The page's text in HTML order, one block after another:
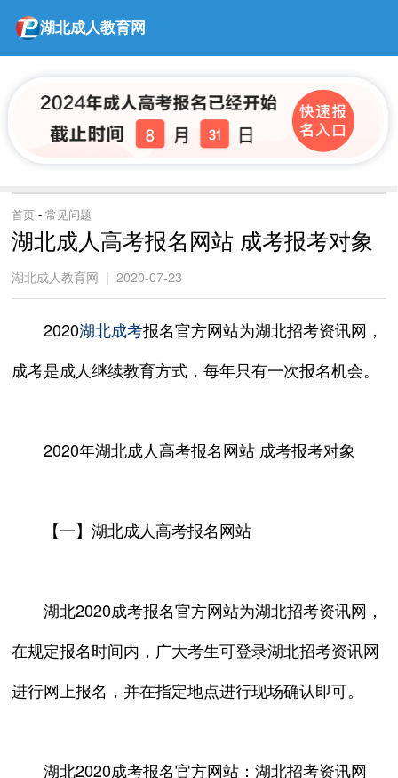
湖北成人教育网
首页 -常见问题
湖北成人高考报名网站 成考报考对象
湖北成人教育网 | 2020-07-23
2020湖北成考报名官方网站为湖北招考资讯网，
成考是成人继续教育方式，每年只有一次报名机会。
2020年湖北成人高考报名网站 成考报考对象
【一】湖北成人高考报名网站
湖北2020成考报名官方网站为湖北招考资讯网，
在规定报名时间内，广大考生可登录湖北招考资讯网
进行网上报名，并在指定地点进行现场确认即可。
湖北2020成考报名官方网站：湖北招考资讯网